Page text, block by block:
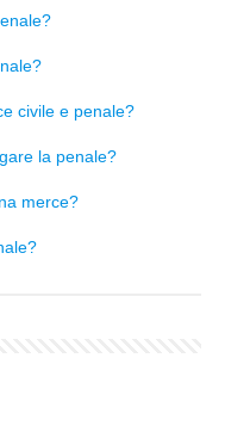
civile e penale?
la penale?
merce?